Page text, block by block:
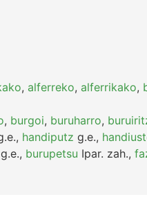
, alferreko, alferrikako,
, burgoi, buruharro,
, handiputz g.e.,
g.e., burupetsu Ipar. zah.,